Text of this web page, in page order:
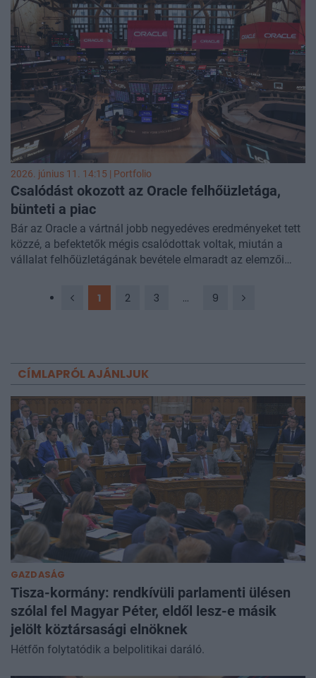
2026. június 11. 14:15 | Portfolio
Csalódást okozott az Oracle felhőüzletága,
bünteti a piac
Bár az Oracle a vártnál jobb negyedéves eredményeket tett
közzé, a befektetők mégis csalódottak voltak, miután a
vállalat felhőüzletágának bevétele elmaradt az elemzői
milliárd dollárt vonna be adatközponti fejlesztéseinek
1 2 3 ... 9
CÍMLAPRÓL AJÁNLJUK
GAZDASÁG
Tisza-kormány: rendkívüli parlamenti ülésen
szólal fel Magyar Péter, eldől lesz-e másik
jelölt köztársasági elnöknek
Hétfőn folytatódik a belpolitikai daráló.